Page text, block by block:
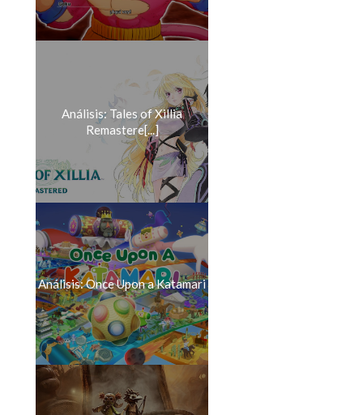
Análisis: Tales of Xillia
Remastere[...]
Análisis: Once Upon a Katamari